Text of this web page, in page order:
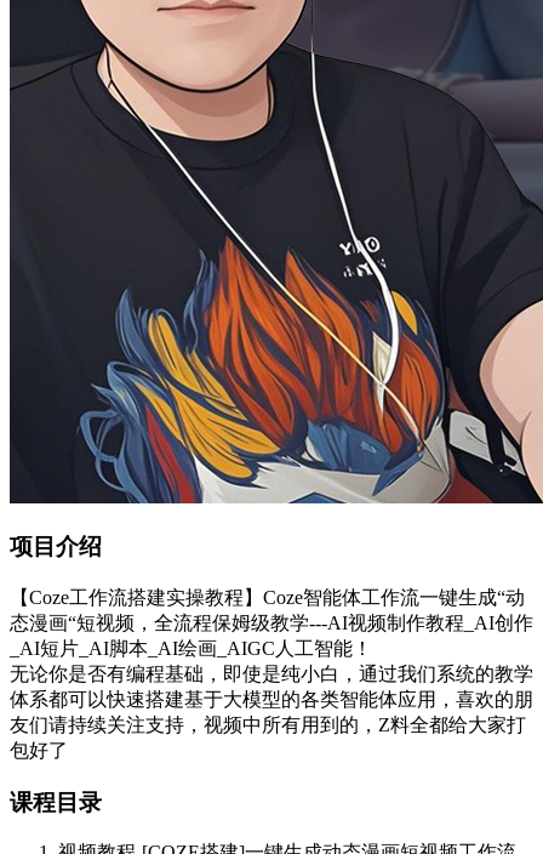
项目介绍
【Coze工作流搭建实操教程】Coze智能体工作流一键生成“动
态漫画“短视频，全流程保姆级教学---AI视频制作教程_AI创作
_AI短片_AI脚本_AI绘画_AIGC人工智能！
无论你是否有编程基础，即使是纯小白，通过我们系统的教学
体系都可以快速搭建基于大模型的各类智能体应用，喜欢的朋
友们请持续关注支持，视频中所有用到的，Z料全都给大家打
包好了
课程目录